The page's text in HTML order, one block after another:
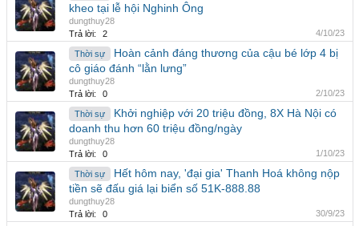
kheo tại lễ hội Nghinh Ông
dungthuy28
Trả lời:
2 4/10/23
Thời sự
Hoàn cảnh đáng thương của cậu bé lớp 4 bị
cô giáo đánh “lằn lưng”
dungthuy28
Trả lời:
0 2/10/23
Thời sự
Khởi nghiệp với 20 triệu đồng, 8X Hà Nội có
doanh thu hơn 60 triệu đồng/ngày
dungthuy28
Trả lời:
0 1/10/23
Thời sự
Hết hôm nay, 'đại gia' Thanh Hoá không nộp
tiền sẽ đấu giá lại biển số 51K-888.88
dungthuy28
Trả lời:
0 30/9/23